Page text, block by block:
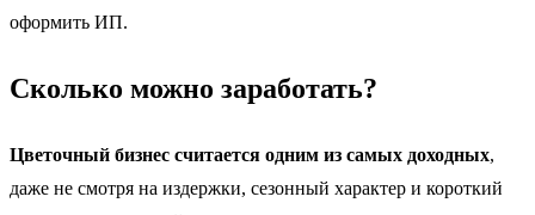
оформить ИП.
Сколько можно заработать?
Цветочный бизнес считается одним из самых доходных,
даже не смотря на издержки, сезонный характер и короткий